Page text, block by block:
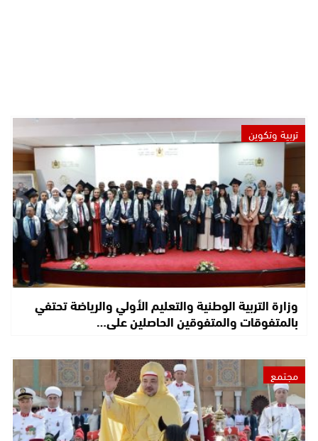
تربية وتكوين
وزارة التربية الوطنية والتعليم الأولي والرياضة تحتفي
بالمتفوقات والمتفوقين الحاصلين على…
مجتمع